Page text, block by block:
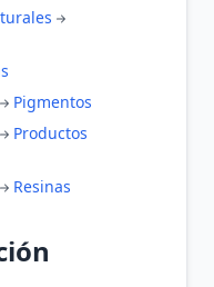
Pigmentos
Productos
Resinas